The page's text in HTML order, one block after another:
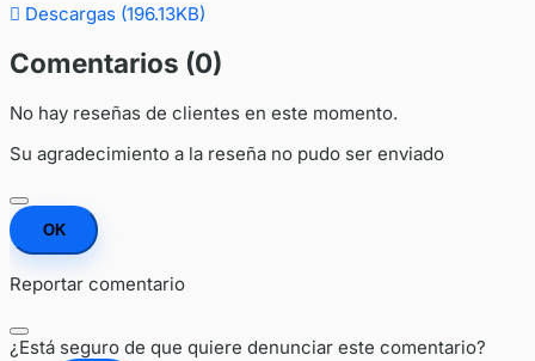
 Descargas (196.13KB)
Comentarios (0)
No hay reseñas de clientes en este momento.
Su agradecimiento a la reseña no pudo ser enviado
OK
Reportar comentario
¿Está seguro de que quiere denunciar este comentario?